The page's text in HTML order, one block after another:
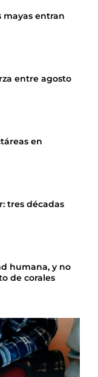
mayas entran
entre agosto
en
tres décadas
humana, y no
de corales